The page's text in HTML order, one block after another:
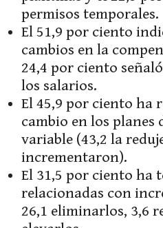
permisos temporales.
El 51,9 por ciento
cambios en la
24,4 por ciento
los salarios.
El 45,9 por ciento ha
cambio en los planes
variable (43,2 la
incrementaron).
El 31,5 por ciento ha
relacionadas con
26,1 eliminarlos, 3,6